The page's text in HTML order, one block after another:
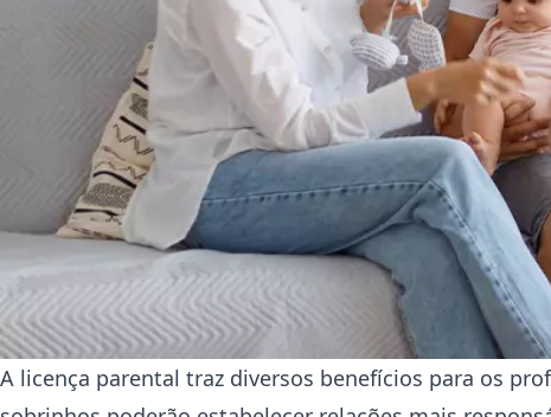
A licença parental traz diversos benefícios para os